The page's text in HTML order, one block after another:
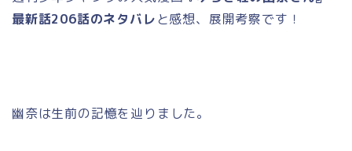
最新話206話のネタバレと感想、展開考察です！
幽奈は生前の記憶を辿りました。